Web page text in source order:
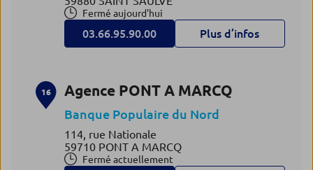
Fermé aujourd'hui
03.66.95.90.00 Plus d’infos
16 Agence PONT A MARCQ
Banque Populaire du Nord
114, rue Nationale
59710 PONT A MARCQ
Fermé actuellement